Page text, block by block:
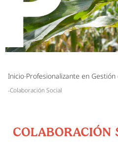
Inicio Profesionalizante en
Colaboración Social
COLABORACIÓN